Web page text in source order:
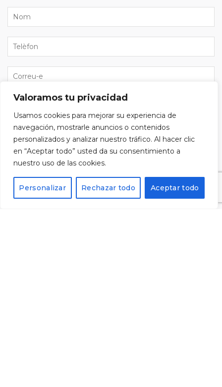
Valoramos tu privacidad
Usamos cookies para mejorar su experiencia de
navegación, mostrarle anuncios o contenidos
personalizados y analizar nuestro tráfico. Al hacer clic
en “Aceptar todo” usted da su consentimiento a
nuestro uso de las cookies.
Personalizar Rechazar todo Aceptar todo
subscriure'm al butlletí.